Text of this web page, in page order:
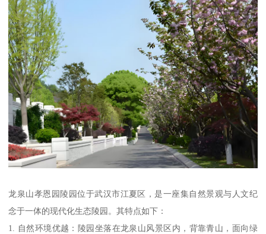
龙泉山孝恩园陵园位于武汉市江夏区，是一座集自然景观与人文纪
念于一体的现代化生态陵园。其特点如下：
1. 自然环境优越：陵园坐落在龙泉山风景区内，背靠青山，面向绿